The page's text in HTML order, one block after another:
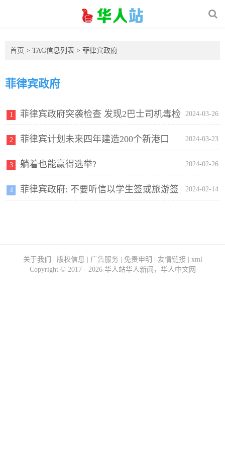
首页 > TAG信息列表 > 菲律宾政府
菲律宾政府
2024-03-26
1 菲律宾政府突袭检查 发现2巴士司机毒检
阳性 2024-03-23
2 菲律宾计划未来四年建造200个新港口
2024-02-26
3 躺着也能赢得选举?
2024-02-14
4 菲律宾政府: 不要听信以学生签或旅游签
关于我们 版权信息 广告服务 免责申明 友情链接| xml
Copyright © 2017 - 2026 华人站华人新闻，华人中文网